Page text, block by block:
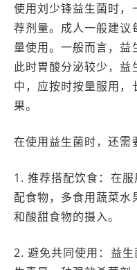
使用刘少锋益生菌时，
荐剂量。成人一般建议
量使用。一般而言，益
此时胃酸分泌较少，
中，应按时按量服用
果。
在使用益生菌时，还需
1. 推荐搭配饮食：在
配食物，多食用蔬菜
和酸甜食物的摄入。
2. 避免共同使用：益